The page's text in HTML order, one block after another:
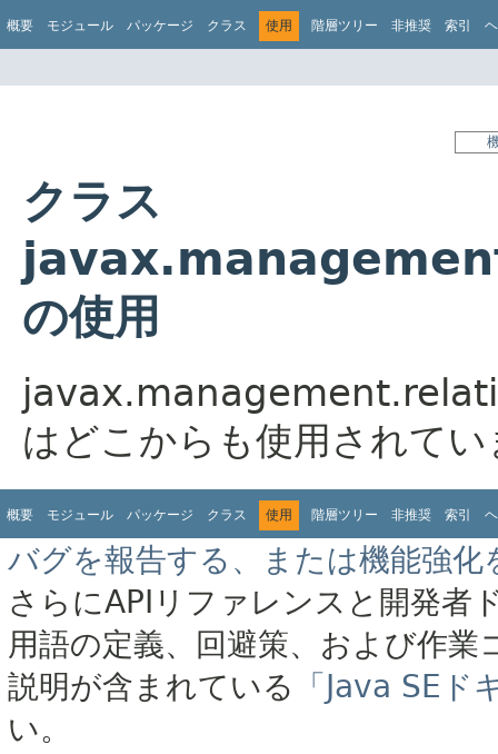
概要 モジュール パッケージ クラス 使用 階層ツリー 非推奨 索引
クラス
の使用
はどこからも使用されて
概要 モジュール パッケージ クラス 使用 階層ツリー 非推奨 索引
バグを報告する、または機能強化
さらにAPIリファレンスと開発者
用語の定義、回避策、および作
説明が含まれている
「Java SE
い。